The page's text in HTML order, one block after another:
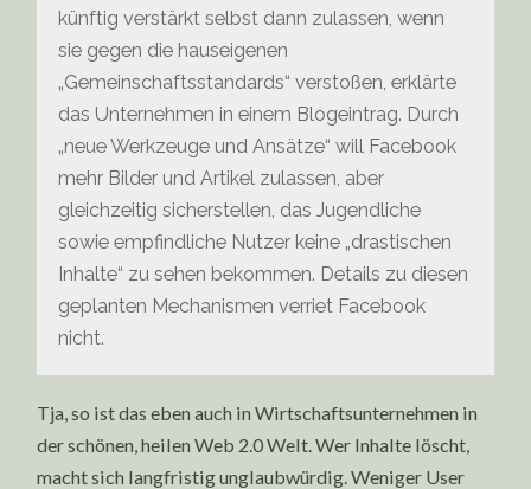
künftig verstärkt selbst dann zulassen, wenn
sie gegen die hauseigenen
„Gemeinschaftsstandards“ verstoßen, erklärte
das Unternehmen in einem Blogeintrag. Durch
„neue Werkzeuge und Ansätze“ will Facebook
mehr Bilder und Artikel zulassen, aber
gleichzeitig sicherstellen, das Jugendliche
sowie empfindliche Nutzer keine „drastischen
Inhalte“ zu sehen bekommen. Details zu diesen
geplanten Mechanismen verriet Facebook
nicht.
Tja, so ist das eben auch in Wirtschaftsunternehmen in
der schönen, heilen Web 2.0 Welt. Wer Inhalte löscht,
macht sich langfristig unglaubwürdig. Weniger User